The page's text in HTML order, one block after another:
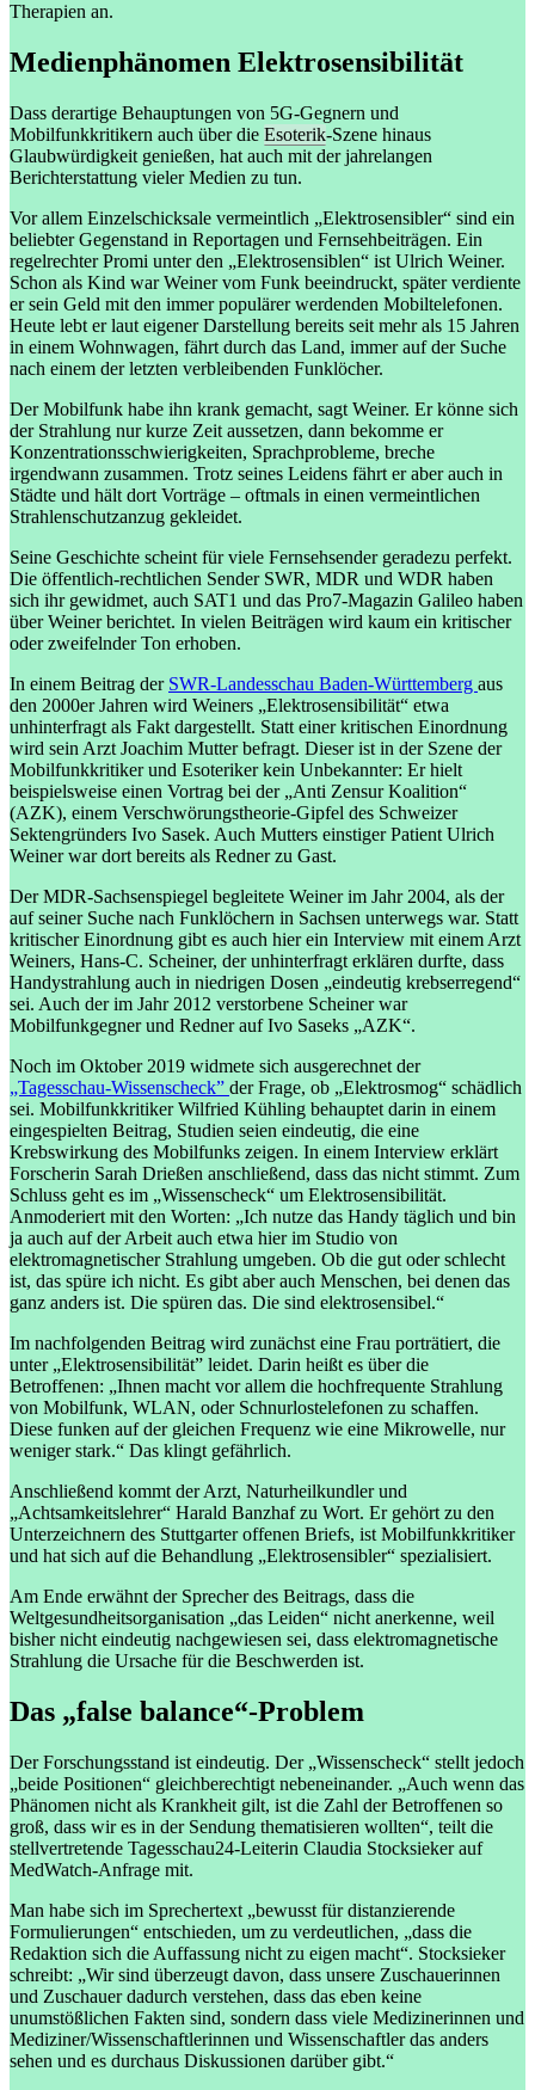
Therapien an.
Medienphänomen Elektrosensibilität
Dass derartige Behauptungen von 5G-Gegnern und
Mobilfunkkritikern auch über die Esoterik-Szene hinaus
Glaubwürdigkeit genießen, hat auch mit der jahrelangen
Berichterstattung vieler Medien zu tun.
Vor allem Einzelschicksale vermeintlich „Elektrosensibler“ sind ein
beliebter Gegenstand in Reportagen und Fernsehbeiträgen. Ein
regelrechter Promi unter den „Elektrosensiblen“ ist Ulrich Weiner.
Schon als Kind war Weiner vom Funk beeindruckt, später verdiente
er sein Geld mit den immer populärer werdenden Mobiltelefonen.
Heute lebt er laut eigener Darstellung bereits seit mehr als 15 Jahren
in einem Wohnwagen, fährt durch das Land, immer auf der Suche
nach einem der letzten verbleibenden Funklöcher.
Der Mobilfunk habe ihn krank gemacht, sagt Weiner. Er könne sich
der Strahlung nur kurze Zeit aussetzen, dann bekomme er
Konzentrationsschwierigkeiten, Sprachprobleme, breche
irgendwann zusammen. Trotz seines Leidens fährt er aber auch in
Städte und hält dort Vorträge – oftmals in einen vermeintlichen
Strahlenschutzanzug gekleidet.
Seine Geschichte scheint für viele Fernsehsender geradezu perfekt.
Die öffentlich-rechtlichen Sender SWR, MDR und WDR haben
sich ihr gewidmet, auch SAT1 und das Pro7-Magazin Galileo haben
über Weiner berichtet. In vielen Beiträgen wird kaum ein kritischer
oder zweifelnder Ton erhoben.
In einem Beitrag der SWR-Landesschau Baden-Württemberg aus
den 2000er Jahren wird Weiners „Elektrosensibilität“ etwa
unhinterfragt als Fakt dargestellt. Statt einer kritischen Einordnung
wird sein Arzt Joachim Mutter befragt. Dieser ist in der Szene der
Mobilfunkkritiker und Esoteriker kein Unbekannter: Er hielt
beispielsweise einen Vortrag bei der „Anti Zensur Koalition“
(AZK), einem Verschwörungstheorie-Gipfel des Schweizer
Sektengründers Ivo Sasek. Auch Mutters einstiger Patient Ulrich
Weiner war dort bereits als Redner zu Gast.
Der MDR-Sachsenspiegel begleitete Weiner im Jahr 2004, als der
auf seiner Suche nach Funklöchern in Sachsen unterwegs war. Statt
kritischer Einordnung gibt es auch hier ein Interview mit einem Arzt
Weiners, Hans-C. Scheiner, der unhinterfragt erklären durfte, dass
Handystrahlung auch in niedrigen Dosen „eindeutig krebserregend“
sei. Auch der im Jahr 2012 verstorbene Scheiner war
Mobilfunkgegner und Redner auf Ivo Saseks „AZK“.
Noch im Oktober 2019 widmete sich ausgerechnet der
„Tagesschau-Wissenscheck” der Frage, ob „Elektrosmog“ schädlich
sei. Mobilfunkkritiker Wilfried Kühling behauptet darin in einem
eingespielten Beitrag, Studien seien eindeutig, die eine
Krebswirkung des Mobilfunks zeigen. In einem Interview erklärt
Forscherin Sarah Drießen anschließend, dass das nicht stimmt. Zum
Schluss geht es im „Wissenscheck“ um Elektrosensibilität.
Anmoderiert mit den Worten: „Ich nutze das Handy täglich und bin
ja auch auf der Arbeit auch etwa hier im Studio von
elektromagnetischer Strahlung umgeben. Ob die gut oder schlecht
ist, das spüre ich nicht. Es gibt aber auch Menschen, bei denen das
ganz anders ist. Die spüren das. Die sind elektrosensibel.“
Im nachfolgenden Beitrag wird zunächst eine Frau porträtiert, die
unter „Elektrosensibilität” leidet. Darin heißt es über die
Betroffenen: „Ihnen macht vor allem die hochfrequente Strahlung
von Mobilfunk, WLAN, oder Schnurlostelefonen zu schaffen.
Diese funken auf der gleichen Frequenz wie eine Mikrowelle, nur
weniger stark.“ Das klingt gefährlich.
Anschließend kommt der Arzt, Naturheilkundler und
„Achtsamkeitslehrer“ Harald Banzhaf zu Wort. Er gehört zu den
Unterzeichnern des Stuttgarter offenen Briefs, ist Mobilfunkkritiker
und hat sich auf die Behandlung „Elektrosensibler“ spezialisiert.
Am Ende erwähnt der Sprecher des Beitrags, dass die
Weltgesundheitsorganisation „das Leiden“ nicht anerkenne, weil
bisher nicht eindeutig nachgewiesen sei, dass elektromagnetische
Strahlung die Ursache für die Beschwerden ist.
Das „false balance“-Problem
Der Forschungsstand ist eindeutig. Der „Wissenscheck“ stellt jedoch
„beide Positionen“ gleichberechtigt nebeneinander. „Auch wenn das
Phänomen nicht als Krankheit gilt, ist die Zahl der Betroffenen so
groß, dass wir es in der Sendung thematisieren wollten“, teilt die
stellvertretende Tagesschau24-Leiterin Claudia Stocksieker auf
MedWatch-Anfrage mit.
Man habe sich im Sprechertext „bewusst für distanzierende
Formulierungen“ entschieden, um zu verdeutlichen, „dass die
Redaktion sich die Auffassung nicht zu eigen macht“. Stocksieker
schreibt: „Wir sind überzeugt davon, dass unsere Zuschauerinnen
und Zuschauer dadurch verstehen, dass das eben keine
unumstößlichen Fakten sind, sondern dass viele Medizinerinnen und
Mediziner/Wissenschaftlerinnen und Wissenschaftler das anders
sehen und es durchaus Diskussionen darüber gibt.“